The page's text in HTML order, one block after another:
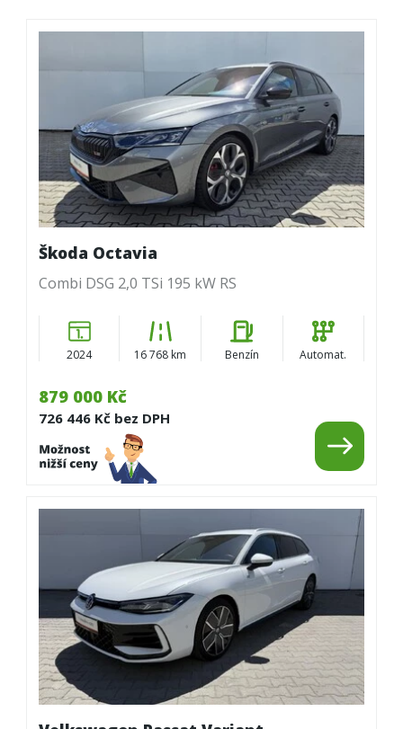
879 000 Kč
726 446 Kč bez DPH
Škoda Octavia
Combi DSG 2,0 TSi 195 kW RS
2024 16 768 km Benzín Automat.